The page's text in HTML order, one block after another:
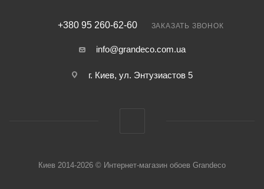
+380 95 260-62-60 ЗАКАЗАТЬ ЗВОНОК
info@grandeco.com.ua
г. Киев, ул. Энтузиастов 5
Киев 2014-2026 © Интернет-магазин обоев Grandeco